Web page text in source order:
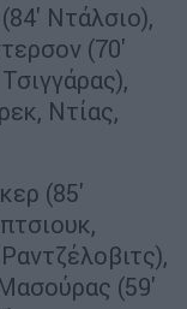
Ντάλσιο),
(70'
Ντίας,
(85'
(59'